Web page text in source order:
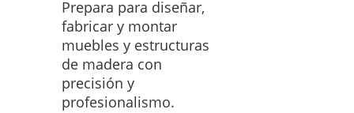
Prepara para diseñar,
fabricar y montar
muebles y estructuras
de madera con
precisión y
profesionalismo.